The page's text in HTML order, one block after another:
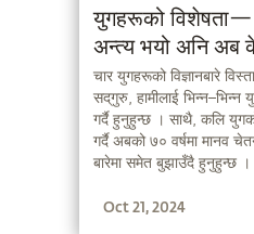
युगहरूको
अन्त्य भयो अनि
चार युगहरूको विज्ञानबारे
सद्‌गुरु, हामीलाई
गर्दै हुनुहुन्छ । साथै, कलि
गर्दै अबको ७० वर्षमा मानव
बारेमा समेत बुझाउँदै हुनुहुन्छ ।
Oct 21, 2024